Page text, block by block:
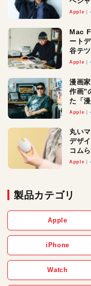
Apple
Mac
ート
谷テ
真髄
Apple
漫画
作画”
た「
『惨
Apple
丸い
デザ
コム
Apple
製品カテゴリ
Apple
iPhone
Watch